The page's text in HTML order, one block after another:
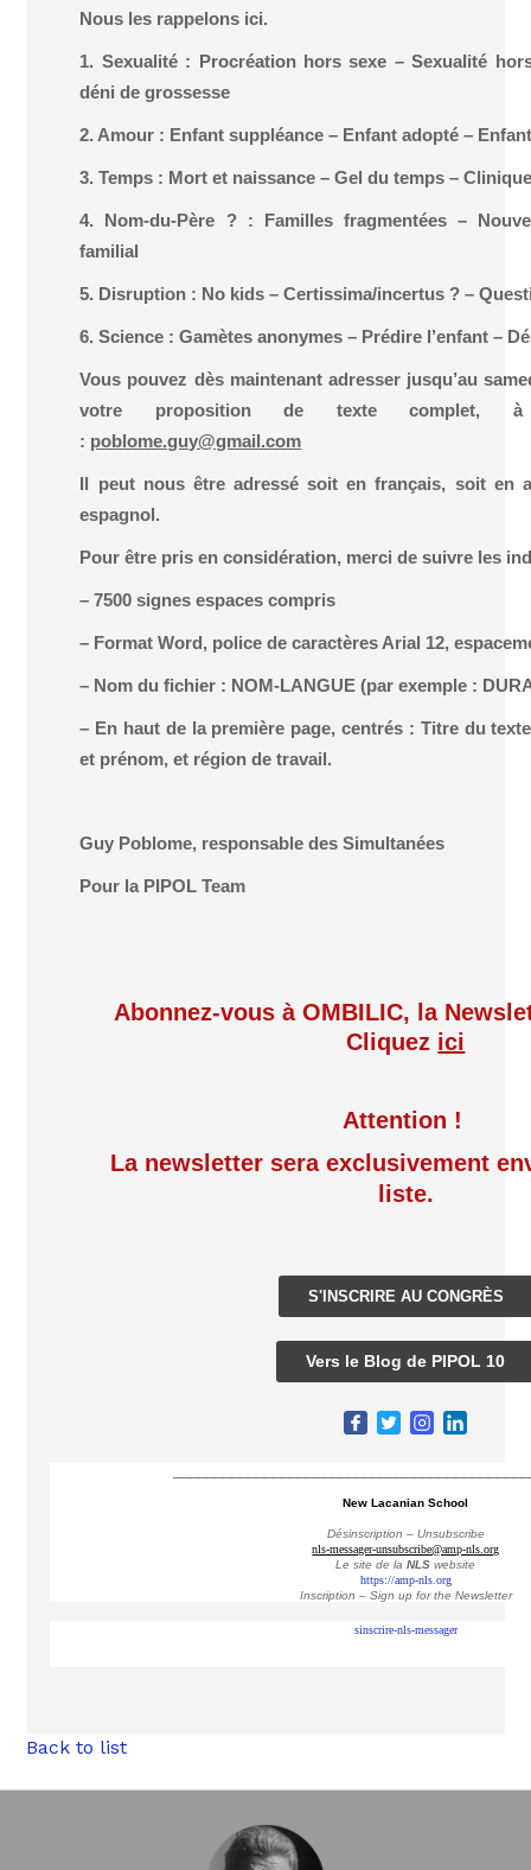
Nous les rappelons ici.
1. Sexualité : Procréation hors sexe – Sexualité
déni de grossesse
2. Amour : Enfant suppléance – Enfant adopté –
3. Temps : Mort et naissance – Gel du temps –
4. Nom-du-Père ? : Familles fragmentées –
familial
5. Disruption : No kids – Certissima/incertus ? –
6. Science : Gamètes anonymes – Prédire l’enfant –
Vous pouvez dès maintenant adresser jusqu’au
votre proposition de texte complet, à
: poblome.guy@gmail.com
Il peut nous être adressé soit en français, soit en
espagnol.
Pour être pris en considération, merci de suivre les
– 7500 signes espaces compris
– Format Word, police de caractères Arial 12,
– Nom du fichier : NOM-LANGUE (par exemple :
– En haut de la première page, centrés : Titre du
et prénom, et région de travail.
Guy Poblome, responsable des Simultanées
Pour la PIPOL Team
Abonnez-vous à OMBILIC, la
Cliquez ici
Attention !
La newsletter sera exclusivement
liste.
S'INSCRIRE AU CONGRÈS
Vers le Blog de PIPOL 10
New Lacanian School
Désinscription – Unsubscribe
nls-messager-unsubscribe@amp-nls.org
Le site de laNLS website
https://amp-nls.org
Inscription – Sign up for the Newsletter
sinscrire-nls-messager
Back to list